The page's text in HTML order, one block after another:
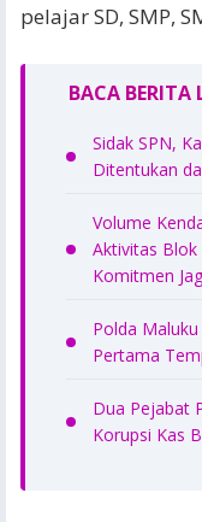
pelajar SD, SMP,
BACA BERITA
Sidak SPN,
Ditentukan
Volume
Aktivitas Blok
Komitmen
Polda
Pertama
Dua Pejabat
Korupsi Kas